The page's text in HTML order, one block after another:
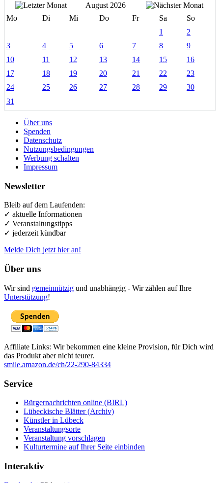
August 2026
Mo
Di Mi Do Fr Sa
So
1
2
3
4 5 6 7 8
9
10
11 12 13 14 15
16
17
18 19 20 21 22
23
24
25 26 27 28 29
30
31
Über uns
Spenden
Datenschutz
Nutzungsbedingungen
Werbung schalten
Impressum
Newsletter
Bleib auf dem Laufenden:
✓ aktuelle Informationen
✓ Veranstaltungstipps
✓ jederzeit kündbar
Melde Dich jetzt hier an!
Über uns
Wir sind gemeinnützig und unabhängig - Wir zählen auf Ihre
Unterstützung!
Affiliate Links: Wir bekommen eine kleine Provision, für Dich wird
das Produkt aber nicht teurer.
smile.amazon.de/ch/22-290-84334
Service
Bürgernachrichten online (BIRL)
Lübeckische Blätter (Archiv)
Künstler in Lübeck
Veranstaltungsorte
Veranstaltung vorschlagen
Kulturtermine auf Ihrer Seite einbinden
Interaktiv